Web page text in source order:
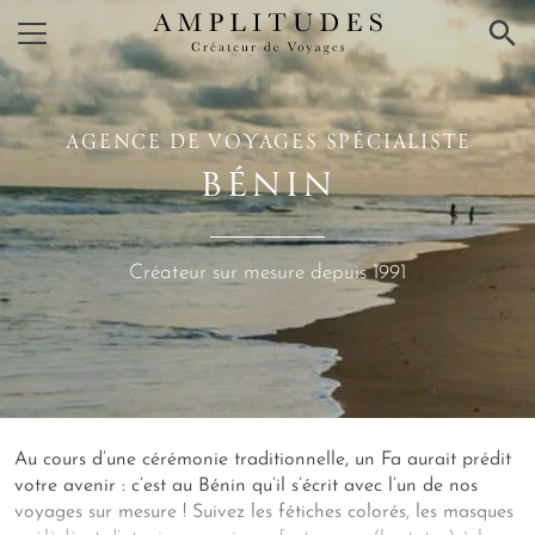
×
AGENCE DE VOYAGES SPÉCIALISTE
BÉNIN
Créateur sur mesure depuis 1991
Au cours d’une cérémonie traditionnelle, un Fa aurait prédit
votre avenir : c’est au Bénin qu’il s’écrit avec l’un de nos
voyages sur mesure ! Suivez les fétiches colorés, les masques